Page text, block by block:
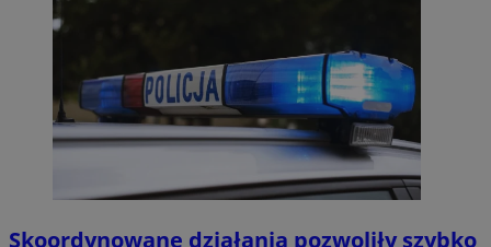
Skoordynowane działania pozwoliły szybko